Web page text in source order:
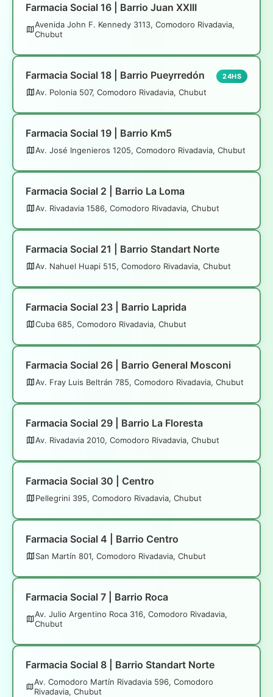
Farmacia Social 16 | Barrio Juan XXIII
Avenida John F. Kennedy 3113, Comodoro Rivadavia,
Chubut
Farmacia Social 18 | Barrio Pueyrredón
Av. Polonia 507, Comodoro Rivadavia, Chubut
24HS
Farmacia Social 19 | Barrio Km5
Av. José Ingenieros 1205, Comodoro Rivadavia, Chubut
Farmacia Social 2 | Barrio La Loma
Av. Rivadavia 1586, Comodoro Rivadavia, Chubut
Farmacia Social 21 | Barrio Standart Norte
Av. Nahuel Huapi 515, Comodoro Rivadavia, Chubut
Farmacia Social 23 | Barrio Laprida
Cuba 685, Comodoro Rivadavia, Chubut
Farmacia Social 26 | Barrio General Mosconi
Av. Fray Luis Beltrán 785, Comodoro Rivadavia, Chubut
Farmacia Social 29 | Barrio La Floresta
Av. Rivadavia 2010, Comodoro Rivadavia, Chubut
Farmacia Social 30 | Centro
Pellegrini 395, Comodoro Rivadavia, Chubut
Farmacia Social 4 | Barrio Centro
San Martín 801, Comodoro Rivadavia, Chubut
Farmacia Social 7 | Barrio Roca
Av. Julio Argentino Roca 316, Comodoro Rivadavia,
Chubut
Farmacia Social 8 | Barrio Standart Norte
Av. Comodoro Martín Rivadavia 596, Comodoro
Rivadavia, Chubut